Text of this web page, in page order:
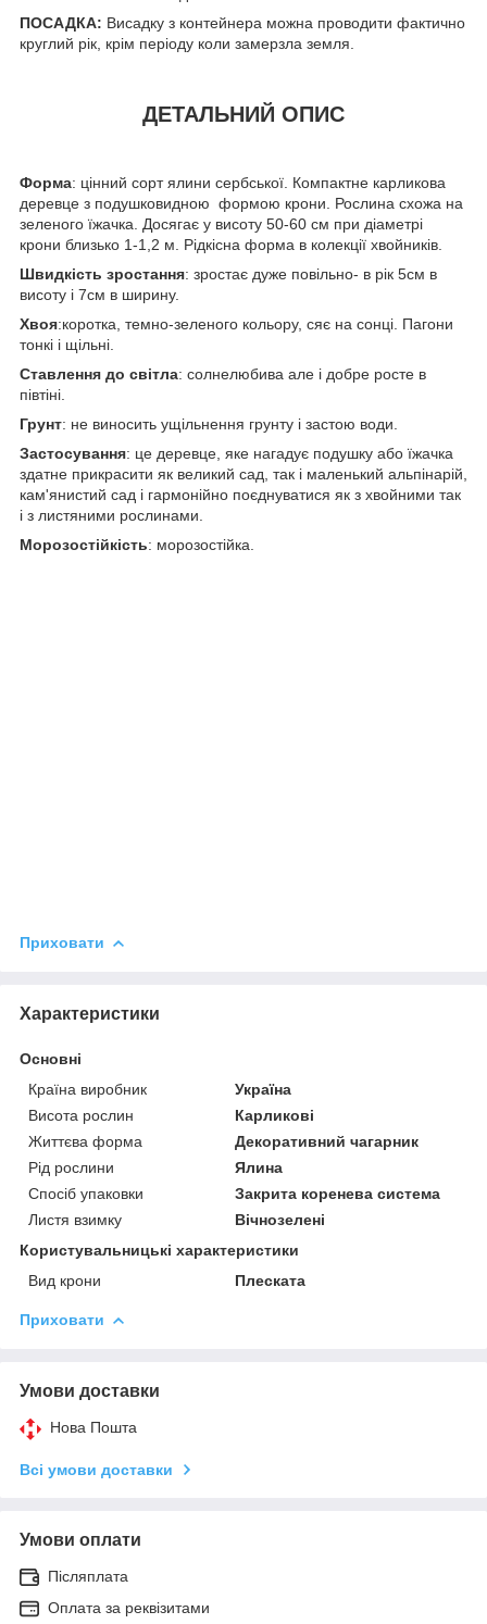
ПОСАДКА: Висадку з контейнера можна проводити фактично
круглий рік, крім періоду коли замерзла земля.
ДЕТАЛЬНИЙ ОПИС
Форма: цінний сорт ялини сербської. Компактне карликова
деревце з подушковидною формою крони. Рослина схожа на
зеленого їжачка. Досягає у висоту 50-60 см при діаметрі
крони близько 1-1,2 м. Рідкісна форма в колекції хвойників.
Швидкість зростання: зростає дуже повільно- в рік 5см в
висоту і 7см в ширину.
Хвоя:коротка, темно-зеленого кольору, сяє на сонці. Пагони
тонкі і щільні.
Ставлення до світла: солнелюбива але і добре росте в
півтіні.
Грунт: не виносить ущільнення грунту і застою води.
Застосування: це деревце, яке нагадує подушку або їжачка
здатне прикрасити як великий сад, так і маленький альпінарій,
кам'янистий сад і гармонійно поєднуватися як з хвойними так
і з листяними рослинами.
Морозостійкість: морозостійка.
Приховати
Характеристики
Основні
Країна виробник
Україна
Висота рослин
Карликові
Життєва форма
Декоративний чагарник
Рід рослини
Ялина
Спосіб упаковки
Закрита коренева система
Листя взимку
Вічнозелені
Користувальницькі характеристики
Вид крони
Плеската
Приховати
Умови доставки
Нова Пошта
Всі умови доставки
Умови оплати
Післяплата
Оплата за реквізитами